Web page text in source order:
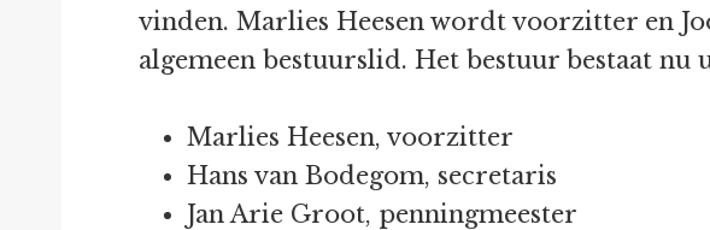
vinden. Marlies Heesen wordt voorzitter en
algemeen bestuurslid. Het bestuur bestaat nu
Marlies Heesen,
Hans van Bodegom,
Jan Arie Groot,